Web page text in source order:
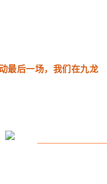
最后一场，我们在九龙